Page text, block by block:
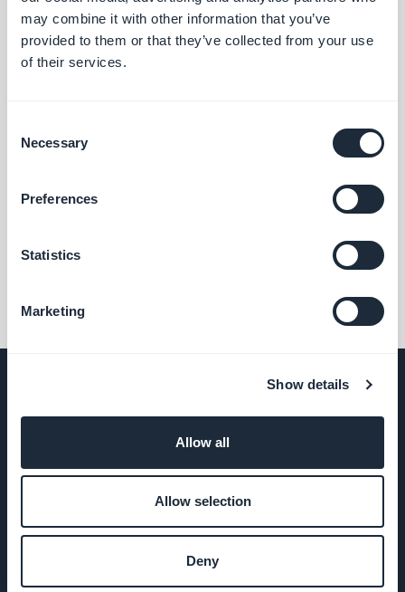
may combine it with other information that you’ve
provided to them or that they’ve collected from your use
of their services.
Selection
Necessary
Preferences
Statistics
Marketing
Show details
Allow all
Allow selection
Deny
Supporto